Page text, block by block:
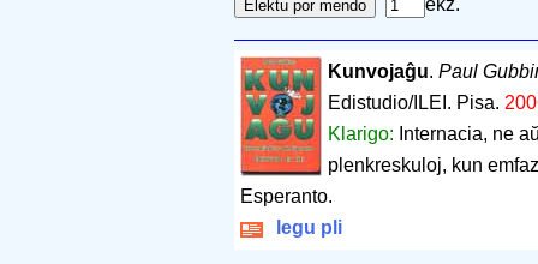
Kunvojaĝu. Paul
Edistudio/ILEI. Pisa.
Klarigo: Internacia, ne
plenkreskuloj, kun
Esperanto.
legu pli